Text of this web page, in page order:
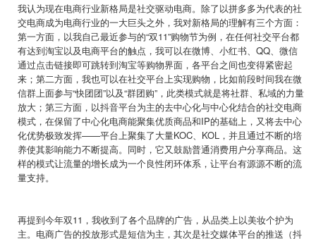
我认为现在电商行业新格局是社交驱动电商。除了以拼多多为代表的社
交电商成为电商行业的一大巨头之外，我对新格局的理解有三个方面：
第一方面，以我自己最近参与的“双11”购物节为例，在任何社交平台都
有达到淘宝以及电商平台的触点，我可以在微博、小红书、QQ、微信
通过点击链接即可跳转到淘宝等购物界面，各平台之间也变得紧密起
来；第二方面，我也可以在社交平台上实现购物，比如前段时间我在微
信群上面参与“快团团”以及“群团购”，此类模式就是将社群、私域的力量
放大；第三方面，以抖音平台为主的去中心化与中心化结合的社交电商
模式，在保留了中心化电商能聚集优质商品和IP的基础上，又将去中心
化优势极致发挥——平台上聚集了大量KOC、KOL，并且通过不断的培
养使其影响能力不断提高。同时，它又鼓励普通消费用户分享商品。这
样的模式让流量的增长成为一个良性闭环体系，让平台有源源不断的流
量支持。
再提到今年双11 ，我收到了各个品牌的广告，从品类上以美妆个护为
主。电商广告的投放形式是短信为主，其次是社交媒体平台的推送（抖